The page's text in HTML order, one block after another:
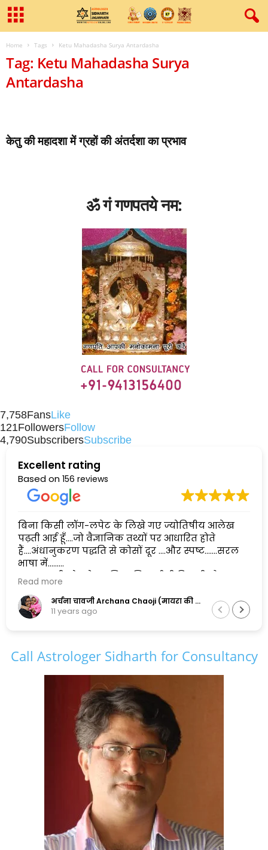
Home Tags Ketu Mahadasha Surya Antardasha
Tag: Ketu Mahadasha Surya
Antardasha
केतु की महादशा में ग्रहों की अंतर्दशा का प्रभाव
ॐ गं गणपतये नम:
7,758FansLike
121FollowersFollow
4,790SubscribersSubscribe
Excellent rating
Based on 156 reviews
बिना किसी लॉग-लपेट के लिखे गए ज्योतिषीय आलेख
पढ़ती आई हूँ....जो वैज्ञानिक तथ्यों पर आधारित होते
हैं....अंधानुकरण पद्धति से कोसों दूर ....और स्पष्ट.......सरल
भाषा में......
एक सुलझी सोच के मालिक सिद्धार्थ जी पिछली और
अगली दोनों पीढ़ियों के सामंजस्य को बनाए रखने में
सफल है,और इसलिए मैं इनकी कायल हूँ.......
Read more
अर्चना चावजी Archana Chaoji (मायरा की नानी)
11 years ago
Call Astrologer Sidharth for Consultancy